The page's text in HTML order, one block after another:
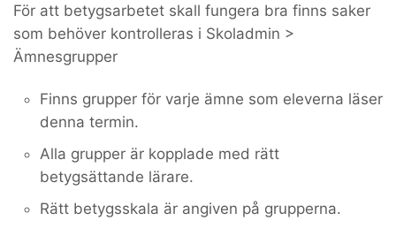
För att betygsarbetet skall fungera bra finns saker
som behöver kontrolleras i Skoladmin >
Ämnesgrupper
Finns grupper för varje ämne som eleverna läser
denna termin.
Alla grupper är kopplade med rätt
betygsättande lärare.
Rätt betygsskala är angiven på grupperna.